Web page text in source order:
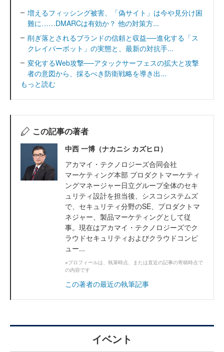
増えるフィッシング被害、「偽サイト」は今や見分け困
難に……DMARCは有効か？ 他の対策方...
削ぎ落とされるブランドの信頼と収益──進化する「ス
クレイパーボット」の実態と、最新の対抗手...
変化するWeb攻撃──アタックサーフェスの拡大と攻撃
者の意図から、採るべき防衛戦略を導き出...
もっと読む
この記事の著者
中西 一博（ナカニシ カズヒロ）
アカマイ・テクノロジーズ合同会社
マーケティング本部 プロダクトマーケティ
ングマネージャー日立グループ全体のセキ
ュリティ設計を担当後、シスコシステムズ
で、セキュリティ分野のSE、プロダクトマ
ネジャー、製品マーケティングとして従
事。現在はアカマイ・テクノロジーズでク
ラウドセキュリティおよびクラウドコンピ
ュー...
※プロフィールは、執筆時点、または直近の記事の寄稿時点で
の内容です
この著者の最近の執筆記事
イベント